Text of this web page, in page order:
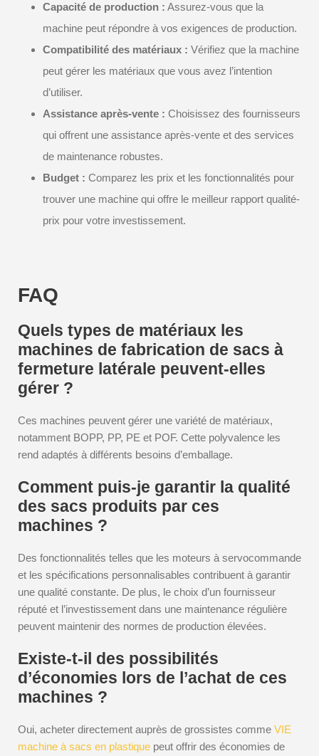
Capacité de production : Assurez-vous que la
machine peut répondre à vos exigences de production.
Compatibilité des matériaux : Vérifiez que la machine
peut gérer les matériaux que vous avez l’intention
d’utiliser.
Assistance après-vente : Choisissez des fournisseurs
qui offrent une assistance après-vente et des services
de maintenance robustes.
Budget : Comparez les prix et les fonctionnalités pour
trouver une machine qui offre le meilleur rapport qualité-
prix pour votre investissement.
FAQ
Quels types de matériaux les
machines de fabrication de sacs à
fermeture latérale peuvent-elles
gérer ?
Ces machines peuvent gérer une variété de matériaux,
notamment BOPP, PP, PE et POF. Cette polyvalence les
rend adaptés à différents besoins d’emballage.
Comment puis-je garantir la qualité
des sacs produits par ces
machines ?
Des fonctionnalités telles que les moteurs à servocommande
et les spécifications personnalisables contribuent à garantir
une qualité constante. De plus, le choix d’un fournisseur
réputé et l’investissement dans une maintenance régulière
peuvent maintenir des normes de production élevées.
Existe-t-il des possibilités
d’économies lors de l’achat de ces
machines ?
Oui, acheter directement auprès de grossistes comme VIE
machine à sacs en plastique peut offrir des économies de